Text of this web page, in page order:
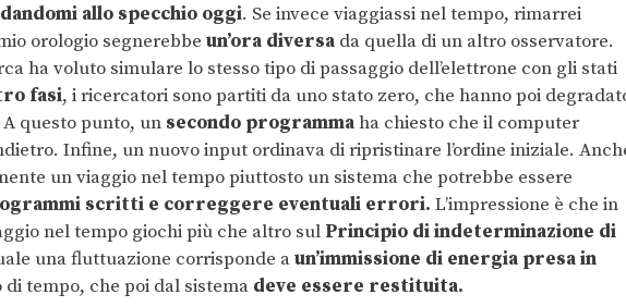
allo specchio oggi. Se invece viaggiassi nel tempo, rimarrei
orologio segnerebbe un’ora diversa da quella di un altro osservatore.
ha voluto simulare lo stesso tipo di passaggio dell’elettrone con gli stati
fasi, i ricercatori sono partiti da uno stato zero, che hanno poi
questo punto, un secondo programmaha chiesto che il computer
Infine, un nuovo input ordinava di ripristinare l’ordine iniziale.
un viaggio nel tempo piuttosto un sistema che potrebbe essere
scritti e correggere eventuali errori. L’impressione è che in
nel tempo giochi più che altro sul Principio di indeterminazione di
una fluttuazione corrisponde aun’immissione di energia presa in
tempo, che poi dal sistema deve essere restituita.